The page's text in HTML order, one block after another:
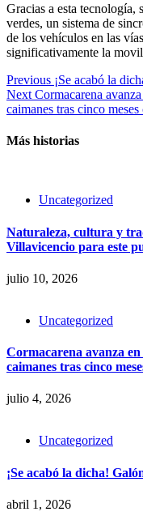
Gracias a esta tecnología,
verdes, un sistema de
de los vehículos en las
significativamente la
Continue
Reading
Previous ¡Se acabó la
Next Cormacarena
caimanes tras cinco
Más historias
Uncategorized
Naturaleza, cultura y
Villavicencio para este
julio 10, 2026
Uncategorized
Cormacarena avanza
caimanes tras cinco
julio 4, 2026
Uncategorized
¡Se acabó la dicha!
abril 1, 2026